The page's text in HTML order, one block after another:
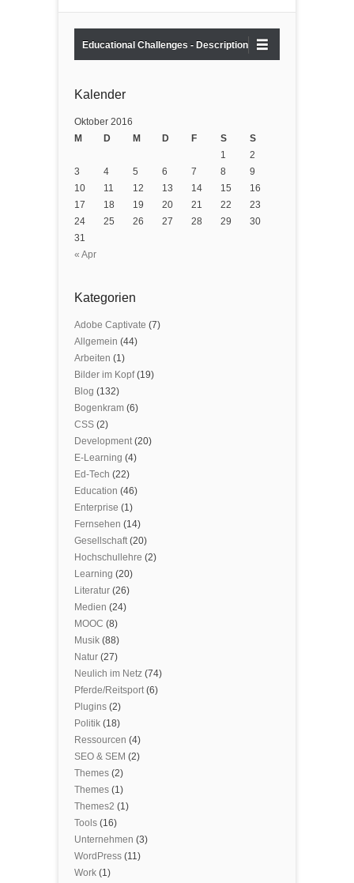
Educational Challenges - Description
Kalender
Oktober 2016
M
D M D F S S
« Apr
1
2
3
4 5 6 7 8
9
10
11 12 13 14 15
16
17
18 19 20 21 22
23
24
25 26 27 28 29
30
31
Kategorien
Adobe Captivate (7)
Allgemein (44)
Arbeiten (1)
Bilder im Kopf(19)
Blog (132)
Bogenkram (6)
CSS (2)
Development (20)
E-Learning (4)
Ed-Tech (22)
Education (46)
Enterprise (1)
Fernsehen (14)
Gesellschaft (20)
Hochschullehre (2)
Learning (20)
Literatur (26)
Medien (24)
MOOC (8)
Musik (88)
Natur (27)
Neulich im Netz (74)
Pferde/Reitsport (6)
Plugins (2)
Politik (18)
Ressourcen (4)
SEO & SEM (2)
Themes (2)
Themes (1)
Themes2 (1)
Tools (16)
Unternehmen (3)
WordPress (11)
Work (1)